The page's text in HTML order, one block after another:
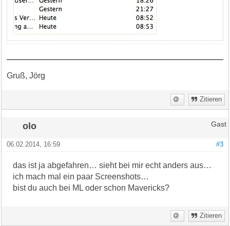
Gruß, Jörg
Zitieren
olo Gast
#3
06.02.2014, 16:59
das ist ja abgefahren… sieht bei mir echt anders aus…
ich mach mal ein paar Screenshots…
bist du auch bei ML oder schon Mavericks?
Zitieren